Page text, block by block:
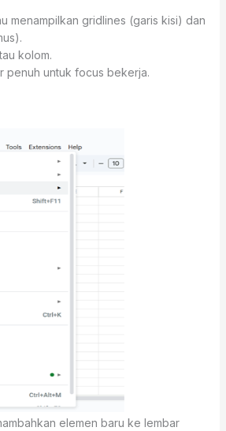
menampilkan gridlines (garis kisi) dan
kolom.
penuh untuk focus bekerja.
elemen baru ke lembar